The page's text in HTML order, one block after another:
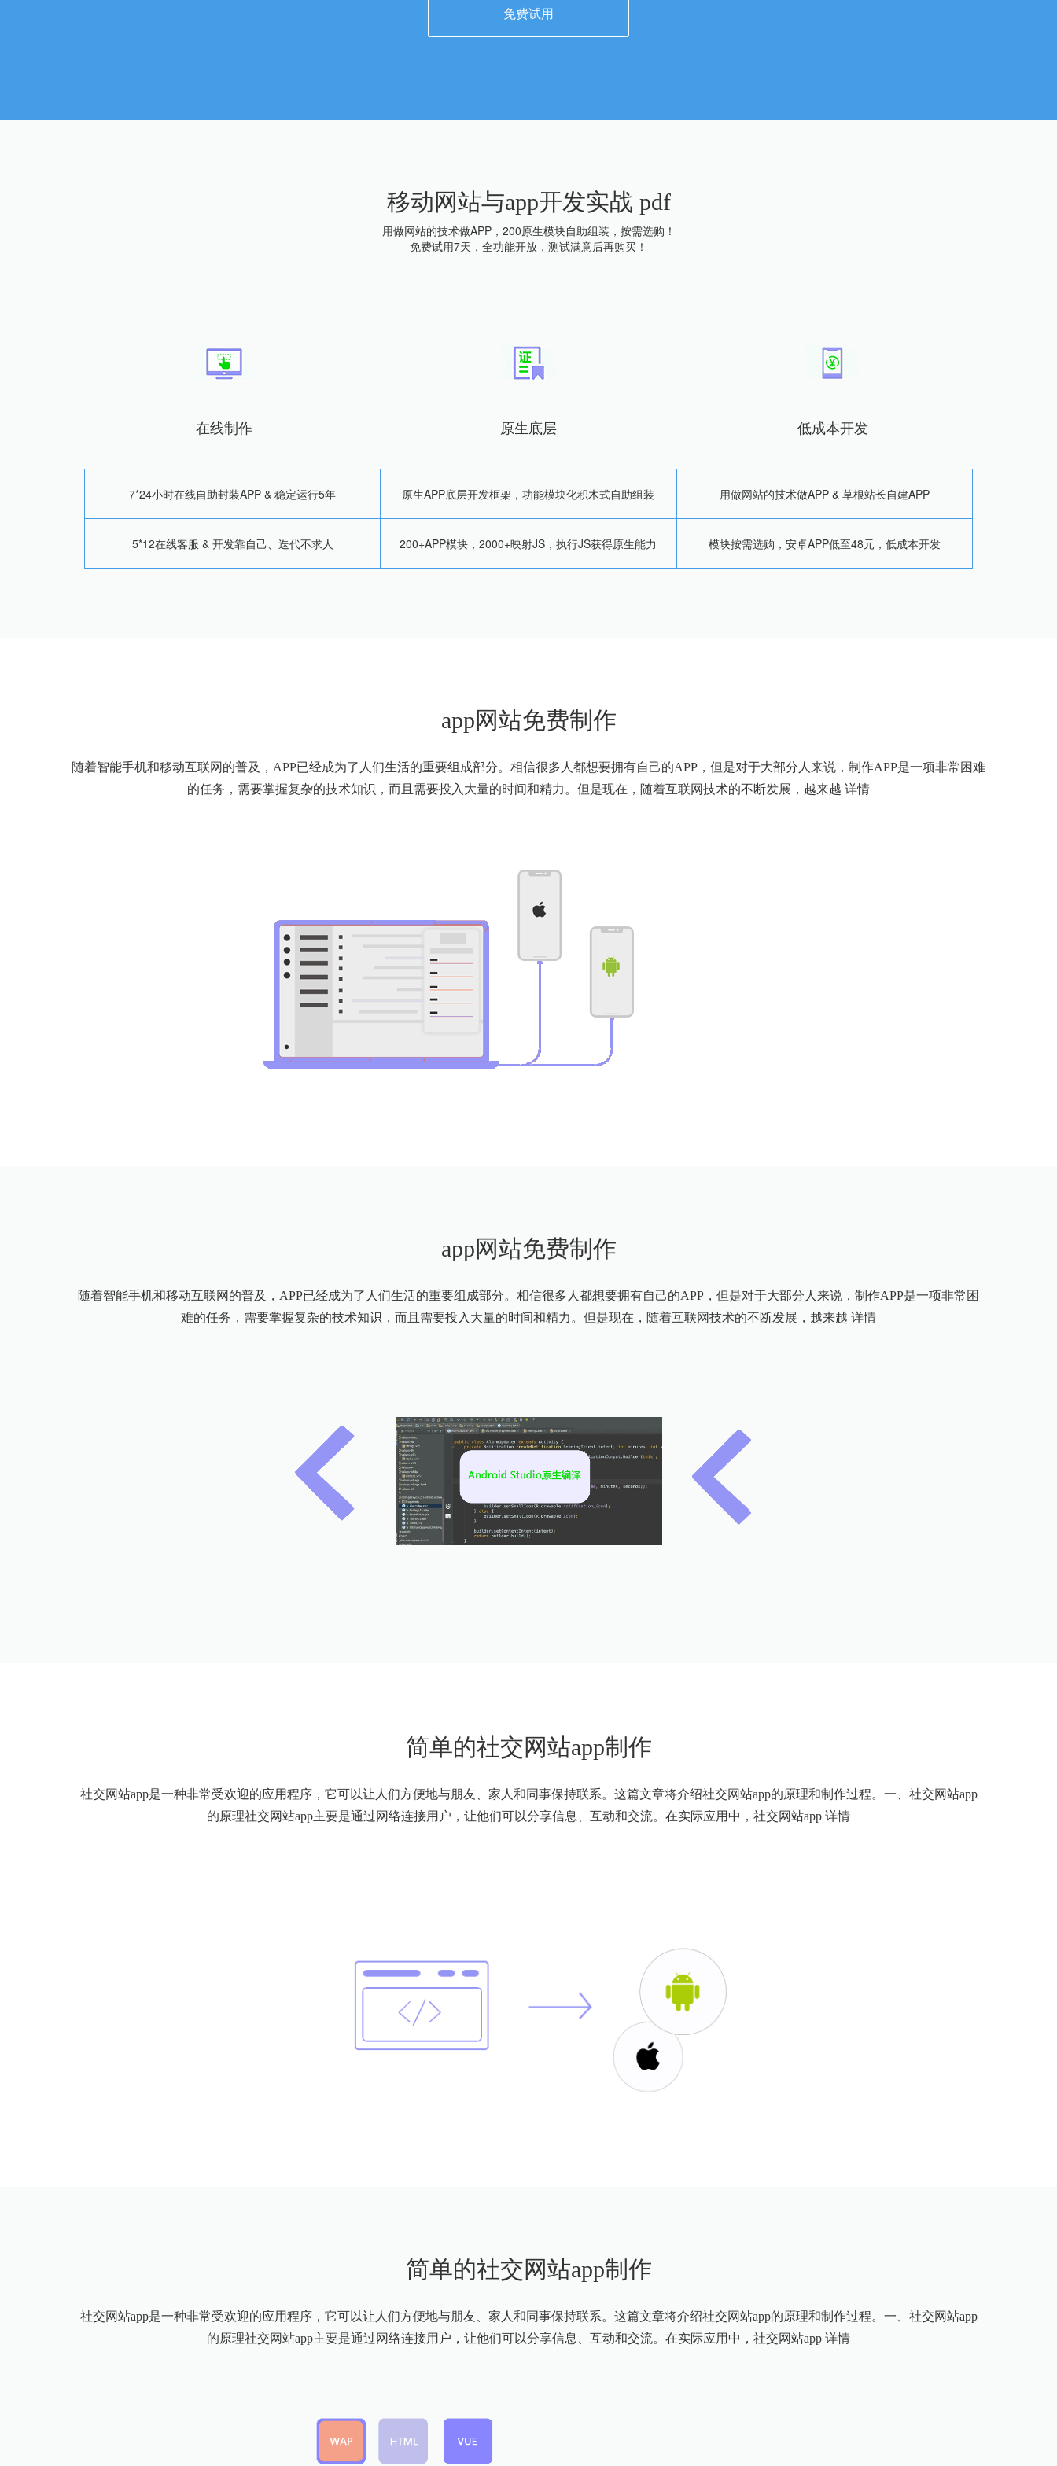
免费试用
移动网站与app开发实战 pdf
用做网站的技术做APP，200原生模块自助组装，按需选购！
免费试用7天，全功能开放，测试满意后再购买！
在线制作 原生底层 低成本开发
7*24小时在线自助封装APP & 稳定运行5年 原生APP底层开发框架，功能模块化积木式自助组装 用做网站的技术做APP & 草根站长自建APP
5*12在线客服 & 开发靠自己、迭代不求人 200+APP模块，2000+映射JS，执行JS获得原生能力 模块按需选购，安卓APP低至48元，低成本开发
app网站免费制作
随着智能手机和移动互联网的普及，APP已经成为了人们生活的重要组成部分。相信很多人都想要拥有自己的APP，但是对于大部分人来说，制作APP是一项非常困难
的任务，需要掌握复杂的技术知识，而且需要投入大量的时间和精力。但是现在，随着互联网技术的不断发展，越来越 详情
app网站免费制作
随着智能手机和移动互联网的普及，APP已经成为了人们生活的重要组成部分。相信很多人都想要拥有自己的APP，但是对于大部分人来说，制作APP是一项非常困
难的任务，需要掌握复杂的技术知识，而且需要投入大量的时间和精力。但是现在，随着互联网技术的不断发展，越来越 详情
简单的社交网站app制作
社交网站app是一种非常受欢迎的应用程序，它可以让人们方便地与朋友、家人和同事保持联系。这篇文章将介绍社交网站app的原理和制作过程。一、社交网站app
的原理社交网站app主要是通过网络连接用户，让他们可以分享信息、互动和交流。在实际应用中，社交网站app 详情
简单的社交网站app制作
社交网站app是一种非常受欢迎的应用程序，它可以让人们方便地与朋友、家人和同事保持联系。这篇文章将介绍社交网站app的原理和制作过程。一、社交网站app
的原理社交网站app主要是通过网络连接用户，让他们可以分享信息、互动和交流。在实际应用中，社交网站app 详情